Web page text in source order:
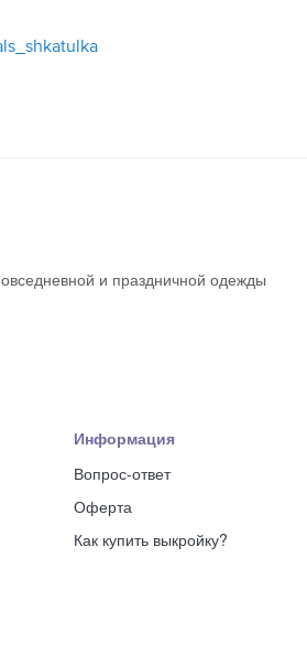
и праздничной одежды
Информация
Вопрос-ответ
Оферта
Как купить выкройку?